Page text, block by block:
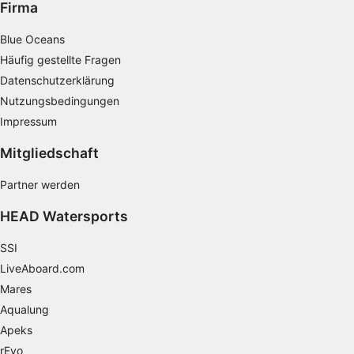
Firma
Blue Oceans
Häufig gestellte Fragen
Datenschutzerklärung
Nutzungsbedingungen
Impressum
Mitgliedschaft
Partner werden
HEAD Watersports
SSI
LiveAboard.com
Mares
Aqualung
Apeks
rEvo
von Inhalten
personalisierter Inhalte
Messung der Werbeleistung
Messung der Performance von Inhalten
Analyse von Zielgruppen durch Statistiken
verschiedenen Quellen
Verwendung reduzierter Daten zur Auswahl
IAB-Besonderheiten: